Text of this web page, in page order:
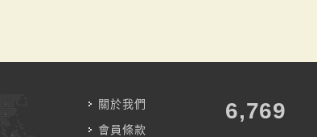
關於我們
會員條款
7,787